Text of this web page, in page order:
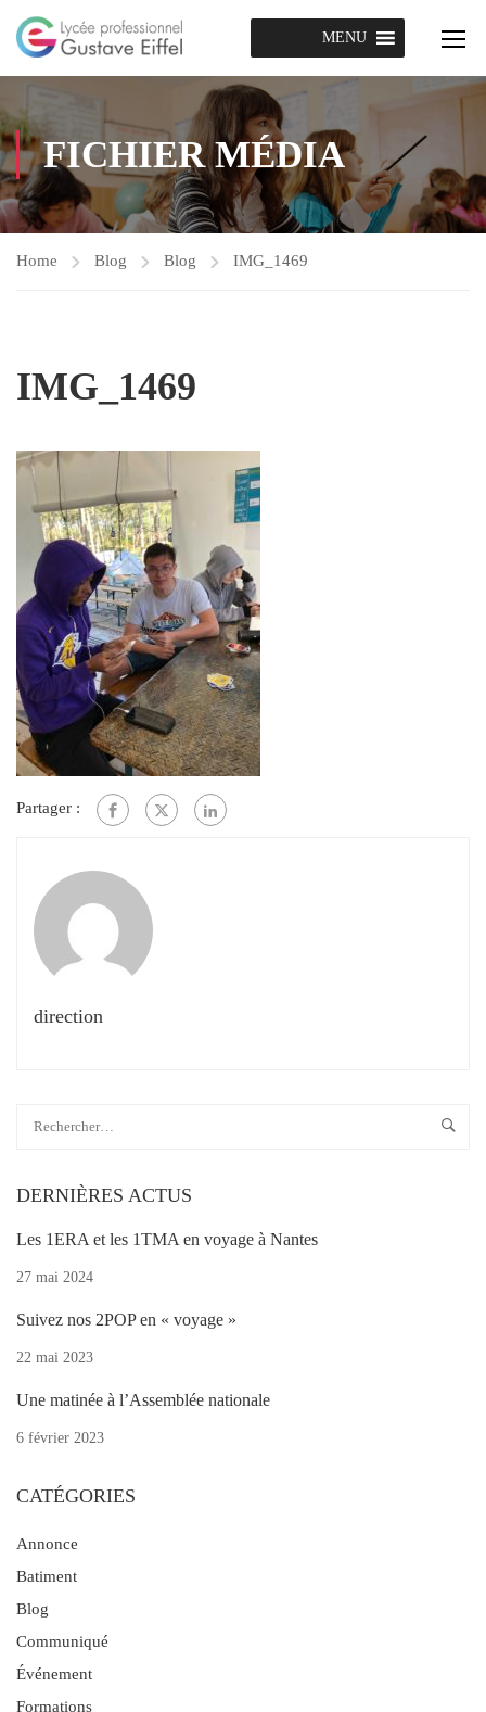
MENU
FICHIER MÉDIA
Home Blog Blog IMG_1469
IMG_1469
Partager :
direction
DERNIÈRES ACTUS
Les 1ERA et les 1TMA en voyage à Nantes
27 mai 2024
Suivez nos 2POP en « voyage »
22 mai 2023
Une matinée à l’Assemblée nationale
6 février 2023
CATÉGORIES
Annonce
Batiment
Blog
Communiqué
Événement
Formations